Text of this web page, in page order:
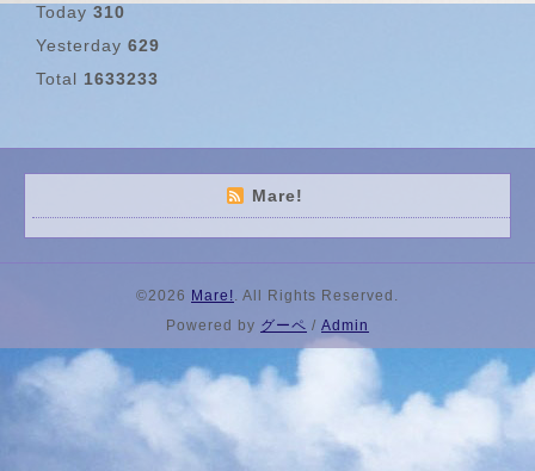
Today 310
Yesterday 629
Total 1633233
Mare!
©2026 Mare! . All Rights Reserved.
Powered by グーペ / Admin